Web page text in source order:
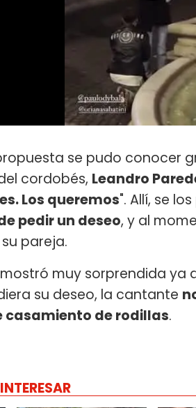
se pudo conocer
cordobés, Leandro
Los queremos". Allí, se
pedir un deseo, y al
pareja.
muy sorprendida ya
su deseo, la cantante
casamiento de rodillas.